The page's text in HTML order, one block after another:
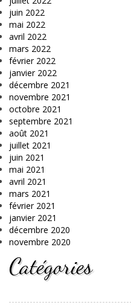
juin 2022
mai 2022
avril 2022
mars 2022
février 2022
janvier 2022
décembre 2021
novembre 2021
octobre 2021
septembre 2021
août 2021
juillet 2021
juin 2021
mai 2021
avril 2021
mars 2021
février 2021
janvier 2021
décembre 2020
novembre 2020
Catégories